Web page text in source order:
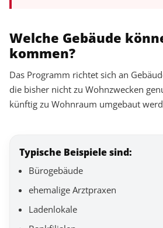
Welche Gebäude
kommen?
Das Programm richtet sich an
die bisher nicht zu Wohnzwecken
künftig zu Wohnraum umgebaut
Typische Beispiele sind:
Bürogebäude
ehemalige Arztpraxen
Ladenlokale